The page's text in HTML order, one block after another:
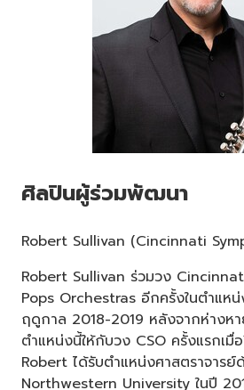
ศิลปินผู้ร่วมพัฒนา
Robert Sullivan (Cincinnati
Robert Sullivan ร่วมวง
Pops Orchestras อีกครั้งในตำแห
ฤดูกาล 2018-2019 หลังจากห่างหา
ตำแหน่งนี้ให้กับวง CSO ครั้งแรกเ
Robert ได้รับตำแหน่งศาสตราจารย์
Northwestern University ในปี